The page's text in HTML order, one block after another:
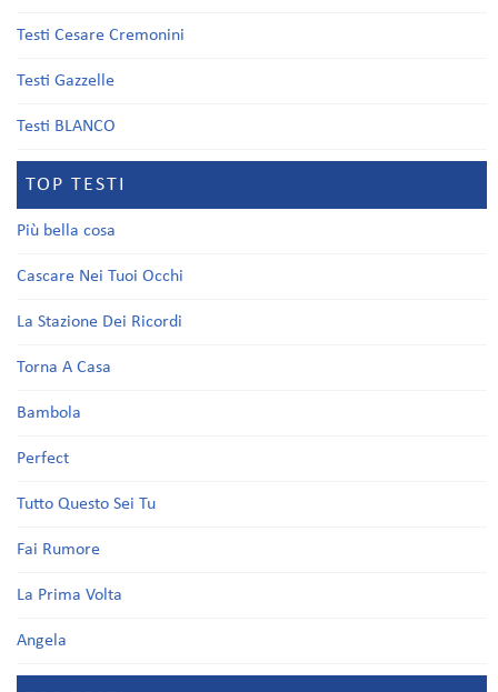
Testi Cesare Cremonini
Testi Gazzelle
Testi BLANCO
TOP TESTI
Più bella cosa
Cascare Nei Tuoi Occhi
La Stazione Dei Ricordi
Torna A Casa
Bambola
Perfect
Tutto Questo Sei Tu
Fai Rumore
La Prima Volta
Angela